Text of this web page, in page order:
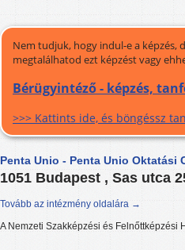
Nem tudjuk, hogy indul-e a képzés,
megtalálhatod ezt képzést vagy
Bérügyintéző - képzés,
>>> Kattints ide, és böngéssz
Penta Unio - Penta Unio Oktatási
1051 Budapest , Sas utca
Tovább az intézmény oldalára →
A Nemzeti Szakképzési és Felnőttképzési